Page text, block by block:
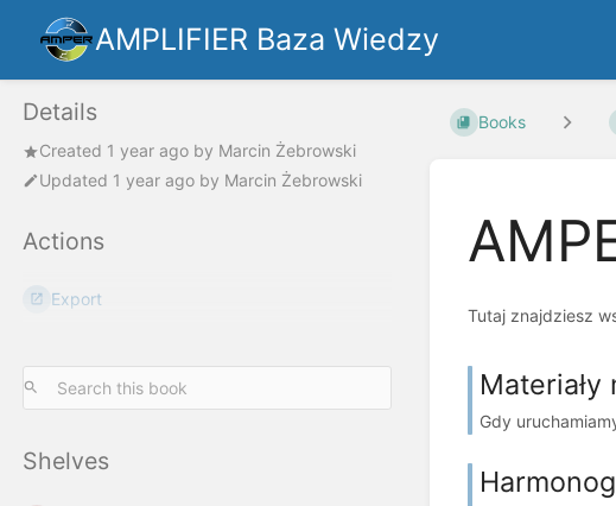
AMPLIFIER Baza Wiedzy
Details
Created 1 year ago by Marcin Żebrowski
Updated 1 year ago by Marcin Żebrowski
Actions
Export
Shelves
Books
Tutaj znajdziesz
Gdy